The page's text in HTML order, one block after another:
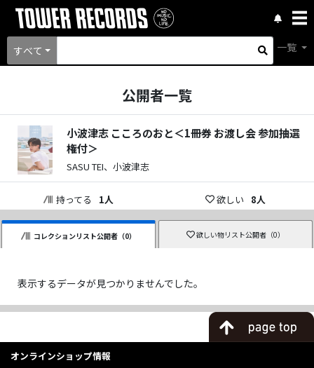
すべて 一覧
公開者一覧
小波津志 こころのおと＜1冊券 お渡し会 参加抽選
権付＞
SASU TEI、小波津志
持ってる 1人 欲しい 8人
コレクションリスト公開者（0） 欲しい物リスト公開者（0）
表示するデータが見つかりませんでした。
オンラインショップ情報